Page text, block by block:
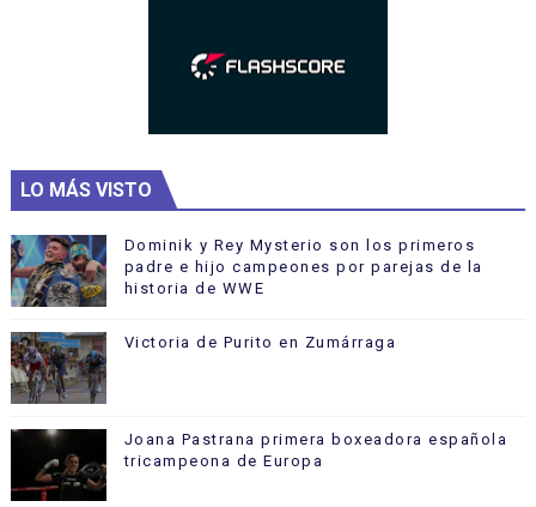
LO MÁS VISTO
Dominik y Rey Mysterio son los primeros
padre e hijo campeones por parejas de la
historia de WWE
Victoria de Purito en Zumárraga
Joana Pastrana primera boxeadora española
tricampeona de Europa